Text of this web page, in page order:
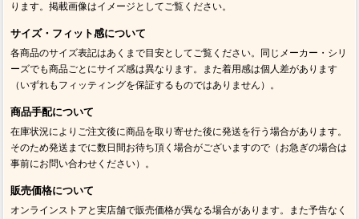
ります。掲載画像はイメージとしてご覧ください。
サイズ・フィット感について
各商品のサイズ表記はあくまで目安としてご覧ください。同じメーカー・シリ
ーズでも商品ごとにサイズ感は異なります。また着用感は個人差があります
（いずれもフィッティングを保証するものではありません）。
商品手配について
在庫状況によりご注文後に商品を取り寄せた後に発送を行う場合があります。
そのため発送までに数日間お待ち頂く場合がございますので（お急ぎの場合は
事前にお問い合わせください）。
販売価格について
オンラインストアと実店舗で販売価格が異なる場合があります。また予告なく